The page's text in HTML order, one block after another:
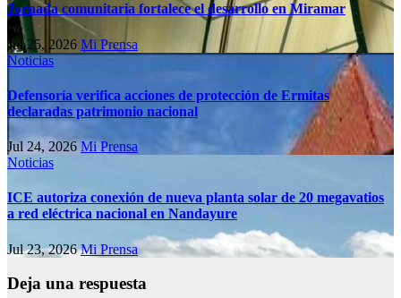
Jornada comunitaria fortalece el desarrollo en Miramar
Jul 25, 2026 Mi Prensa
Noticias
Defensoría verifica acciones de protección de Ermitas
declaradas patrimonio nacional
Jul 24, 2026Mi Prensa
Noticias
ICE autoriza conexión de nueva planta solar de 20 megavatios
a red eléctrica nacional en Nandayure
Jul 23, 2026Mi Prensa
Deja una respuesta